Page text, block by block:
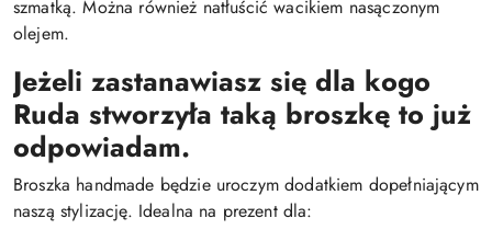
szmatką. Można również natłuścić wacikiem nasączonym
olejem.
Jeżeli zastanawiasz się dla kogo
Ruda stworzyła taką broszkę to już
odpowiadam.
Broszka handmade będzie uroczym dodatkiem dopełniającym
naszą stylizację. Idealna na prezent dla: